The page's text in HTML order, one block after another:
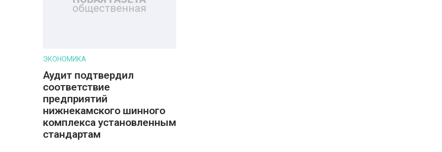
ЭКОНОМИКА
Аудит подтвердил
соответствие
предприятий
нижнекамского шинного
комплекса установленным
стандартам